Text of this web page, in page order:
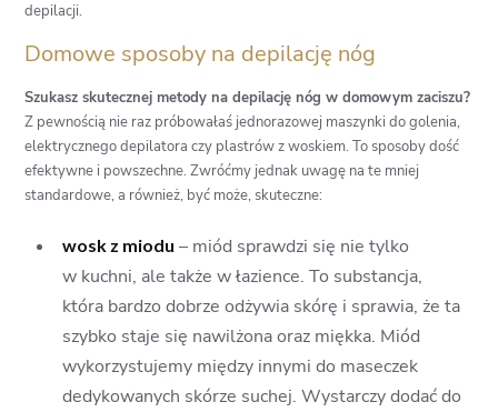
depilacji.
Domowe sposoby na depilację nóg
Szukasz skutecznej metody na depilację nóg w domowym zaciszu?
Z pewnością nie raz próbowałaś jednorazowej maszynki do golenia,
elektrycznego depilatora czy plastrów z woskiem. To sposoby dość
efektywne i powszechne. Zwróćmy jednak uwagę na te mniej
standardowe, a również, być może, skuteczne:
wosk z miodu – miód sprawdzi się nie tylko
w kuchni, ale także w łazience. To substancja,
która bardzo dobrze odżywia skórę i sprawia, że ta
szybko staje się nawilżona oraz miękka. Miód
wykorzystujemy między innymi do maseczek
dedykowanych skórze suchej. Wystarczy dodać do